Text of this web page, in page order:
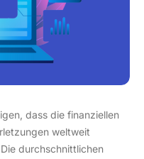
dass die finanziellen
weltweit
durchschnittlichen